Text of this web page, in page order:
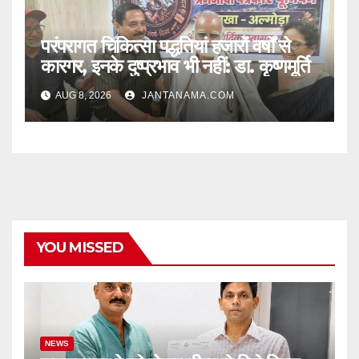
परंपरागत चिकित्सा पद्धतियां हजारों वर्षों से
कारगर, इनके दुष्प्रभाव भी नहीं: डा. कृष्णमूर्ति
AUG 8, 2026 JANTANAMA.COM
YOU MISSED
NEWS